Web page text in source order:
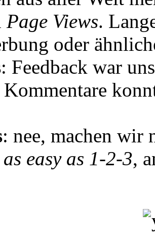
Page Views.
oder
: Feedback war
: nee, machen wir
easy as 1-2-3,